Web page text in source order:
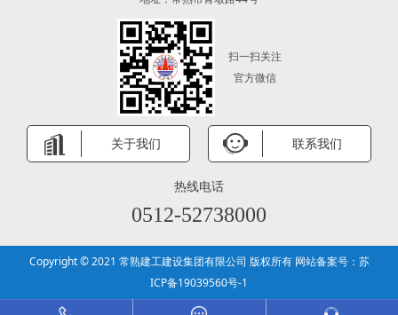
扫一扫关注
官方微信
关于我们 联系我们
热线电话
0512-52738000
Copyright © 2021 常熟建工建设集团有限公司 版权所有 网站备案号： 苏
ICP备19039560号-1